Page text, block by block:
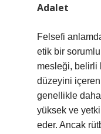
Adalet
Felsefi
etik bir
mesleği, belirli
düzeyini içeren
genellikle
yüksek ve
eder. Ancak